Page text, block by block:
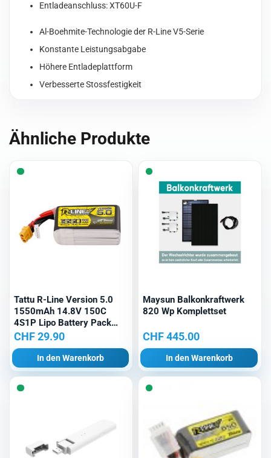
Menge
Entladeanschluss: XT60U-F
Al-Boehmite-Technologie der R-Line V5-Serie
Konstante Leistungsabgabe
Höhere Entladeplattform
Verbesserte Stossfestigkeit
Ähnliche Produkte
Tattu R-Line Version 5.0
1550mAh 14.8V 150C
4S1P Lipo Battery Pack
with XT60 Plug
CHF29.90
In den Warenkorb
Maysun Balkonkraftwerk
820 Wp Komplettset
CHF445.00
In den Warenkorb